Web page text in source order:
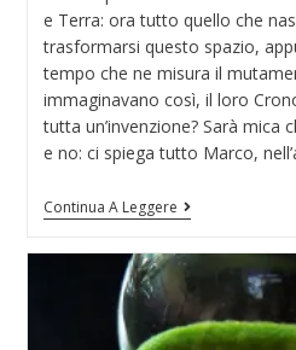
e Terra: ora tutto quello che
trasformarsi questo spazio,
tempo che ne misura il
immaginavano così, il loro
tutta un’invenzione? Sarà mica
e no: ci spiega tutto Marco,
Continua A Leggere